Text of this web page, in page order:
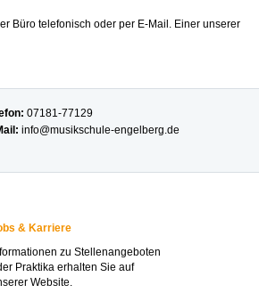
Büro telefonisch oder per E-Mail. Einer unserer
07181-77129
info@musikschule-engelberg.de
& Karriere
zu Stellenangeboten
Praktika erhalten Sie auf
Website.